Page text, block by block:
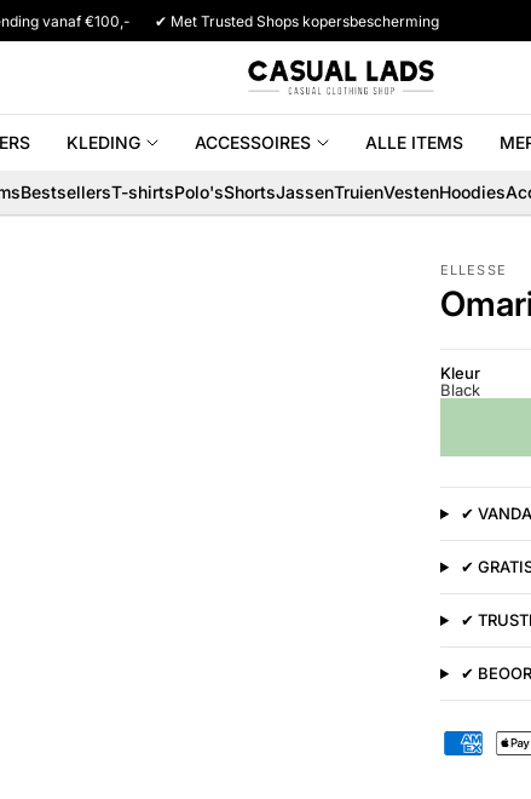
vanaf €100,- ✔ Met Trusted Shops kopersbescherming
KLEDING ACCESSOIRES ALLE ITEMS
BestsellersT-shirtsPolo'sShortsJassenTruienVestenHoodies
ELLESSE
Kleur
Black
✔
✔
✔
✔